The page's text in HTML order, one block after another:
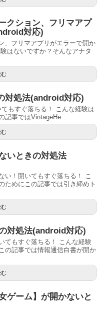
クション、フリマアプ
対応)
、フリマアプリがエラーで開か
はないですか？そんなアナタ
対処法(android対応)
もすぐ落ちる！ こんな経験は
記事ではVintageHe...
いときの対処法
い！開いてもすぐ落ちる！ こ
ためにこの記事では引き締めト
対処法(android対応)
てもすぐ落ちる！ こんな経験
の記事では情報通信白書が開か
ゲーム】が開かないと